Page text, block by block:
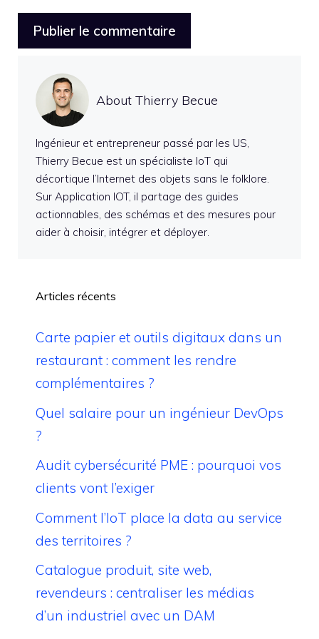
About Thierry Becue
Ingénieur et entrepreneur passé par les US,
Thierry Becue est un spécialiste IoT qui
décortique l’Internet des objets sans le folklore.
Sur Application IOT, il partage des guides
actionnables, des schémas et des mesures pour
aider à choisir, intégrer et déployer.
Articles récents
Carte papier et outils digitaux dans un
restaurant : comment les rendre
complémentaires ?
Quel salaire pour un ingénieur DevOps
?
Audit cybersécurité PME : pourquoi vos
clients vont l’exiger
Comment l’IoT place la data au service
des territoires ?
Catalogue produit, site web,
revendeurs : centraliser les médias
d’un industriel avec un DAM